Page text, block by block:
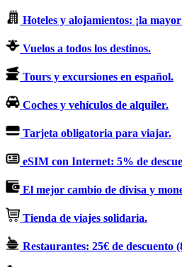
Hoteles y alojamientos: ¡la
Vuelos a todos los destinos.
Tours y excursiones en español.
Coches y vehículos de alquiler.
Tarjeta obligatoria para viajar.
eSIM con Internet: 5% de
El mejor cambio de divisa y
Tienda de viajes solidaria.
Restaurantes: 25€ de descuento